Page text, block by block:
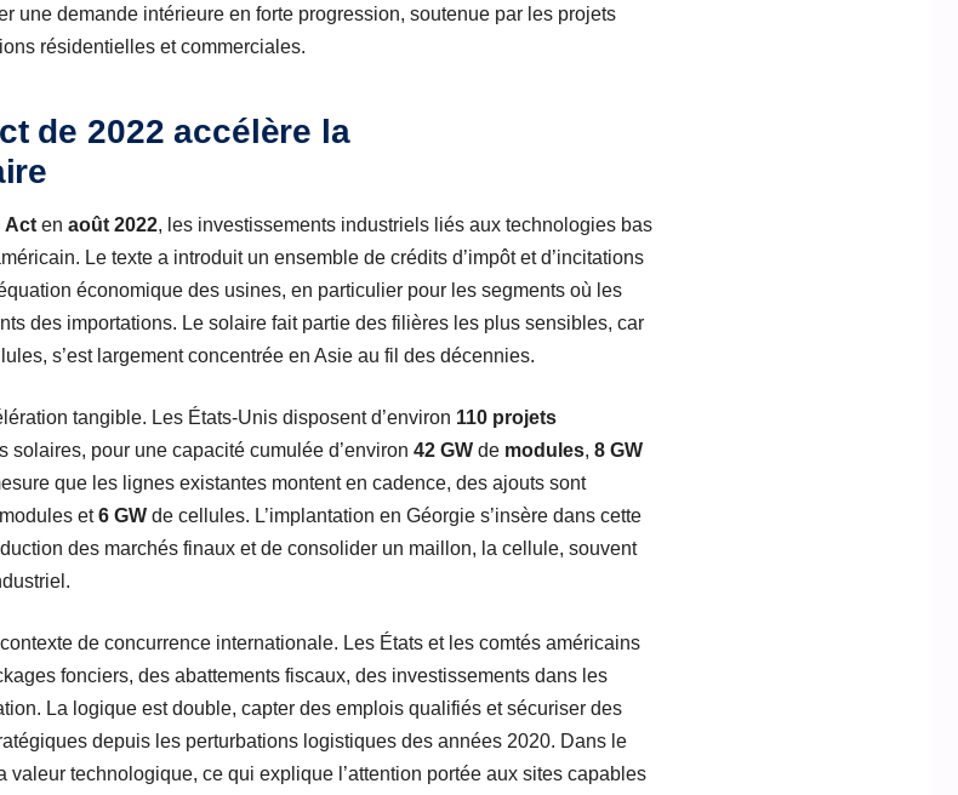
une demande intérieure en forte progression, soutenue par les projets
résidentielles et commerciales.
de 2022 accélère la
Act en août 2022, les investissements industriels liés aux technologies bas
Le texte a introduit un ensemble de crédits d’impôt et d’incitations
économique des usines, en particulier pour les segments où les
des importations. Le solaire fait partie des filières les plus sensibles, car
s’est largement concentrée en Asie au fil des décennies.
tangible. Les États-Unis disposent d’environ 110 projets
pour une capacité cumulée d’environ 42 GW de modules, 8 GW
que les lignes existantes montent en cadence, des ajouts sont
et6 GW de cellules. L’implantation en Géorgie s’insère dans cette
des marchés finaux et de consolider un maillon, la cellule, souvent
de concurrence internationale. Les États et les comtés américains
fonciers, des abattements fiscaux, des investissements dans les
La logique est double, capter des emplois qualifiés et sécuriser des
depuis les perturbations logistiques des années 2020. Dans le
technologique, ce qui explique l’attention portée aux sites capables